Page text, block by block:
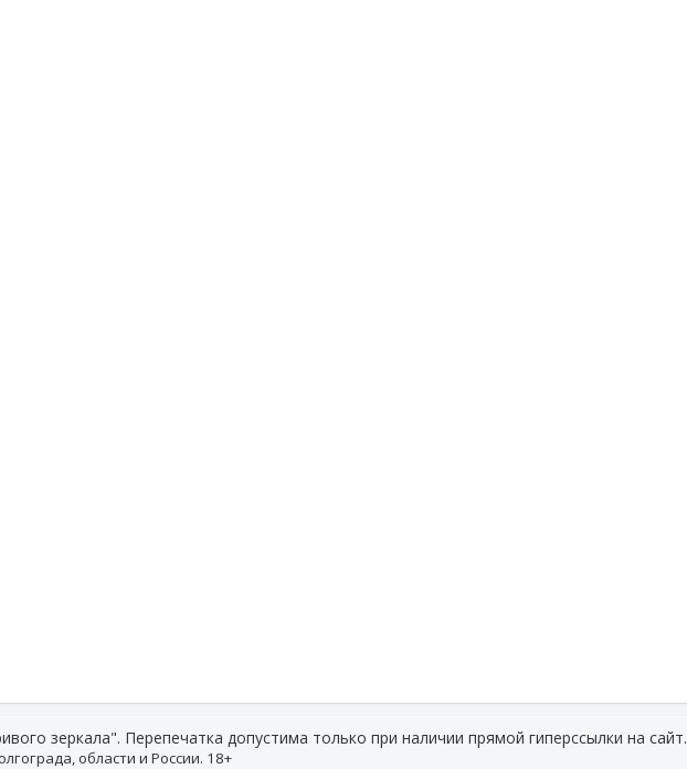
зеркала". Перепечатка допустима только при наличии прямой гиперссылки на сайт.
области и России. 18+